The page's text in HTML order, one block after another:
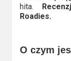
Amazon
Video
hita.
Roadies.
O czym